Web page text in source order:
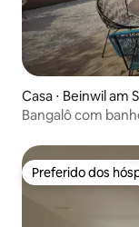
Casa ⋅ Beinwil am
Bangalô com
Preferido dos
Preferido dos